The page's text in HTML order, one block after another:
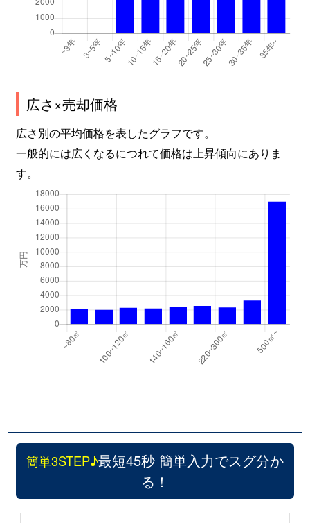
広さ×売却価格
広さ別の平均価格を表したグラフです。
一般的には広くなるにつれて価格は上昇傾向にありま
す。
簡単3STEP♪最短45秒 簡単入力でスグ分か
る！